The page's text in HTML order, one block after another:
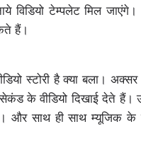
विडियो टेम्पलेट मिल
हैं।
स्टोरी है क्या बला।
के वीडियो दिखाई देते हैं।
और साथ ही साथ